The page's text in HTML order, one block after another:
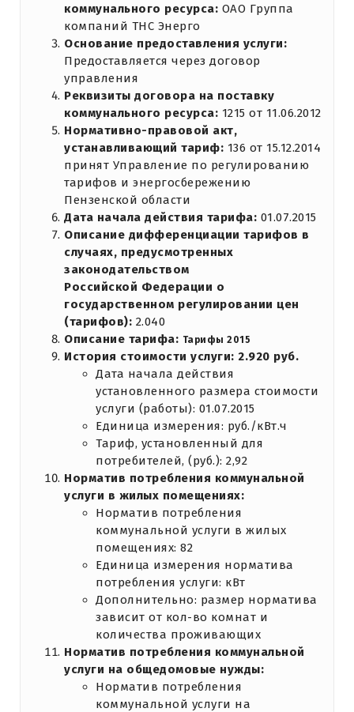
коммунального ресурса: ОАО Группа
компаний ТНС Энерго
Основание предоставления услуги:
Предоставляется через договор
управления
Реквизиты договора на поставку
коммунального ресурса: 1215 от 11.06.2012
Нормативно-правовой акт,
устанавливающий тариф: 136 от 15.12.2014
принят Управление по регулированию
тарифов и энергосбережению
Пензенской области
Дата начала действия тарифа: 01.07.2015
Описание дифференциации тарифов в
случаях, предусмотренных
законодательством
Российской Федерации о
государственном регулировании цен
(тарифов): 2.040
Описание тарифа: Тарифы 2015
История стоимости услуги: 2.920 руб.
Дата начала действия
установленного размера стоимости
услуги (работы): 01.07.2015
Единица измерения: руб./кВт.ч
Тариф, установленный для
потребителей, (руб.): 2,92
Норматив потребления коммунальной
услуги в жилых помещениях:
Норматив потребления
коммунальной услуги в жилых
помещениях: 82
Единица измерения норматива
потребления услуги: кВт
Дополнительно: размер норматива
зависит от кол-во комнат и
количества проживающих
Норматив потребления коммунальной
услуги на общедомовые нужды:
Норматив потребления
коммунальной услуги на